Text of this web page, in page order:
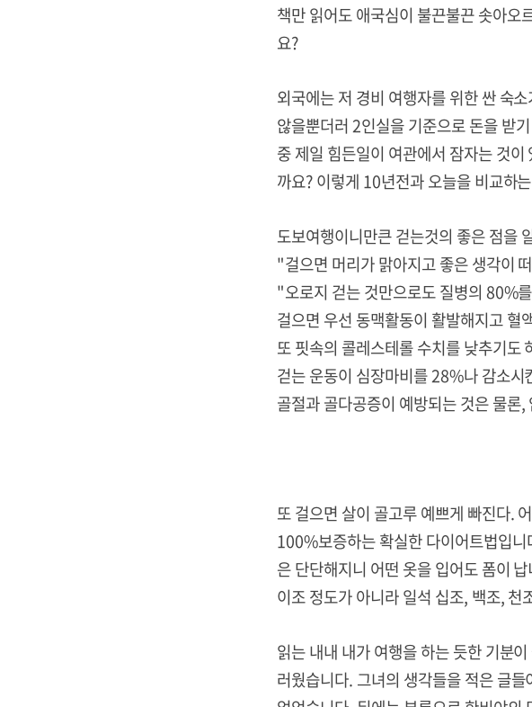
책만 읽어도 애국심이 불끈불끈 솟아오
요?
외국에는 저 경비 여행자를 위한 싼 숙
않을뿐더러 2인실을 기준으로 돈을 받
중 제일 힘든일이 여관에서 잠자는 것
까요? 이렇게 10년전과 오늘을 비교하
도보여행이니만큰 걷는것의 좋은 점을
"걸으면 머리가 맑아지고 좋은 생각이
"오로지 걷는 것만으로도 질병의 80%
걸으면 우선 동맥활동이 활발해지고 혈
또 핏속의 콜레스테롤 수치를 낮추기도
걷는 운동이 심장마비를 28%나 감소
골절과 골다공증이 예방되는 것은 물론
또 걸으면 살이 골고루 예쁘게 빠진다.
100%보증하는 확실한 다이어트법입
은 단단해지니 어떤 옷을 입어도 폼이
이조 정도가 아니라 일석 십조, 백조, 천
읽는 내내 내가 여행을 하는 듯한 기분
러웠습니다. 그녀의 생각들을 적은 글